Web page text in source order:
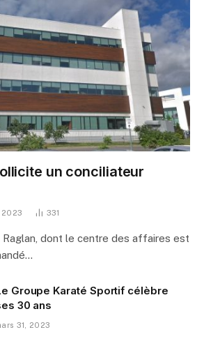
un conciliateur
2023 331
Raglan, dont le centre des affaires est
Groupe Karaté Sportif célèbre
30 ans
31, 2023